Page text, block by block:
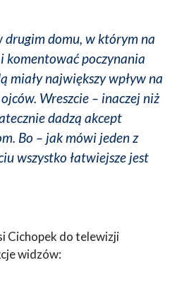
drugim domu, w którym na
komentować poczynania
miały największy wpływ na
Wreszcie – inaczej niż
dadzą akcept
Bo – jak mówi jeden z
wszystko łatwiejsze jest
Cichopek do telewizji
widzów: